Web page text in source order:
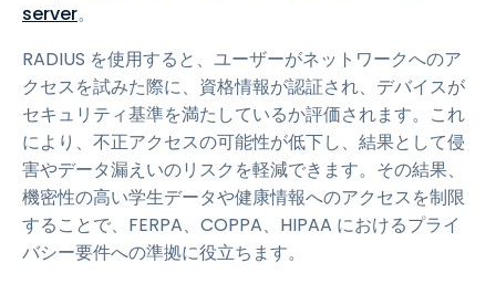
server。
RADIUS を使用すると、ユーザーがネットワークへのア
クセスを試みた際に、資格情報が認証され、デバイスが
セキュリティ基準を満たしているか評価されます。これ
により、不正アクセスの可能性が低下し、結果として侵
害やデータ漏えいのリスクを軽減できます。その結果、
機密性の高い学生データや健康情報へのアクセスを制限
することで、FERPA、COPPA、HIPAA におけるプライ
バシー要件への準拠に役立ちます。